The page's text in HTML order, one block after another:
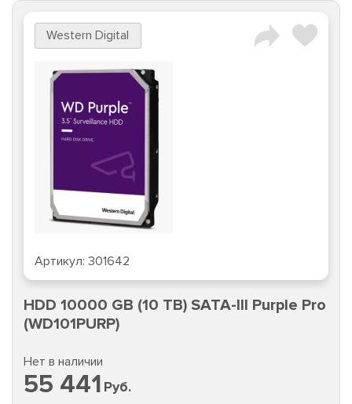
Western Digital
Артикул: 301642
HDD 10000 GB (10 TB) SATA-III Purple Pro
(WD101PURP)
Нет в наличии
55 441 Руб.